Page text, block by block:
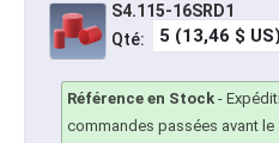
S4.115-16SRD1
Qté:
Référence en Stock -
commandes passées avant le